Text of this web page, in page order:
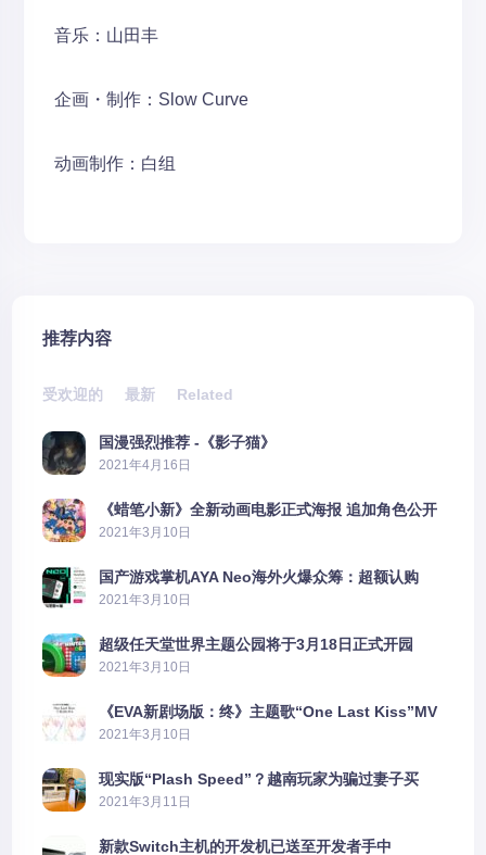
音乐：山田丰
企画・制作：Slow Curve
动画制作：白组
推荐内容
受欢迎的 最新 Related
国漫强烈推荐 -《影子猫》
2021年4月16日
《蜡笔小新》全新动画电影正式海报 追加角色公开
2021年3月10日
国产游戏掌机AYA Neo海外火爆众筹：超额认购
2606%
2021年3月10日
超级任天堂世界主题公园将于3月18日正式开园
2021年3月10日
《EVA新剧场版：终》主题歌“One Last Kiss”MV
公布
2021年3月10日
现实版“Plash Speed”？越南玩家为骗过妻子买
PS5上演好戏
2021年3月11日
新款Switch主机的开发机已送至开发者手中